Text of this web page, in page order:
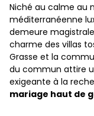
Niché au calme au
méditerranéenne
demeure
charme des villas
Grasse et la
du commun attire
exigeante à la
mariage haut de